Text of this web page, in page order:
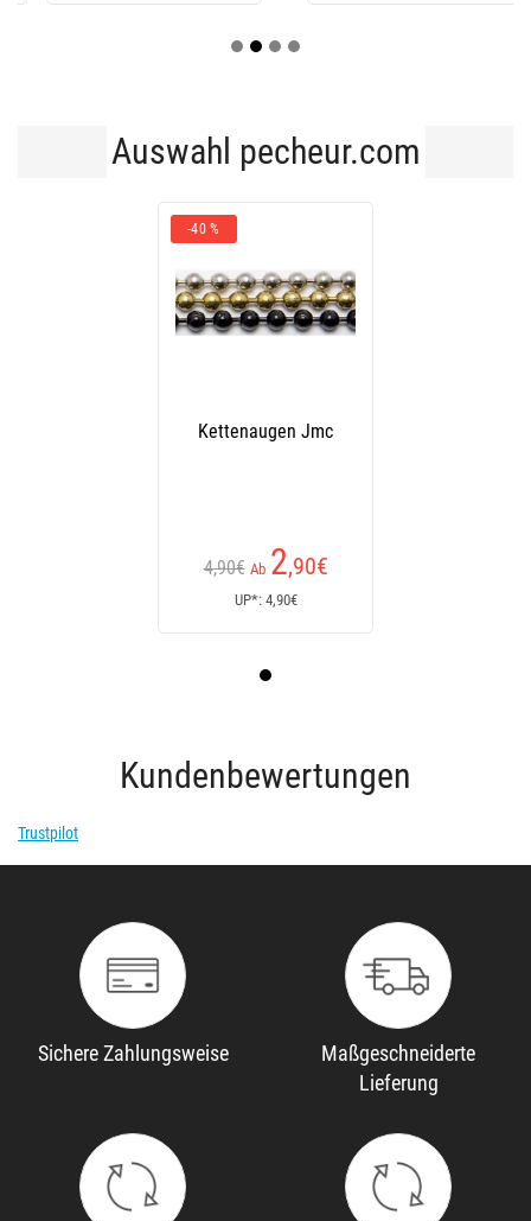
Auswahl pecheur.com
-40 %
Kettenaugen Jmc
4,90€ Ab 2,90€
UP*: 4,90€
Kundenbewertungen
Trustpilot
Sichere Zahlungsweise
Maßgeschneiderte
Lieferung